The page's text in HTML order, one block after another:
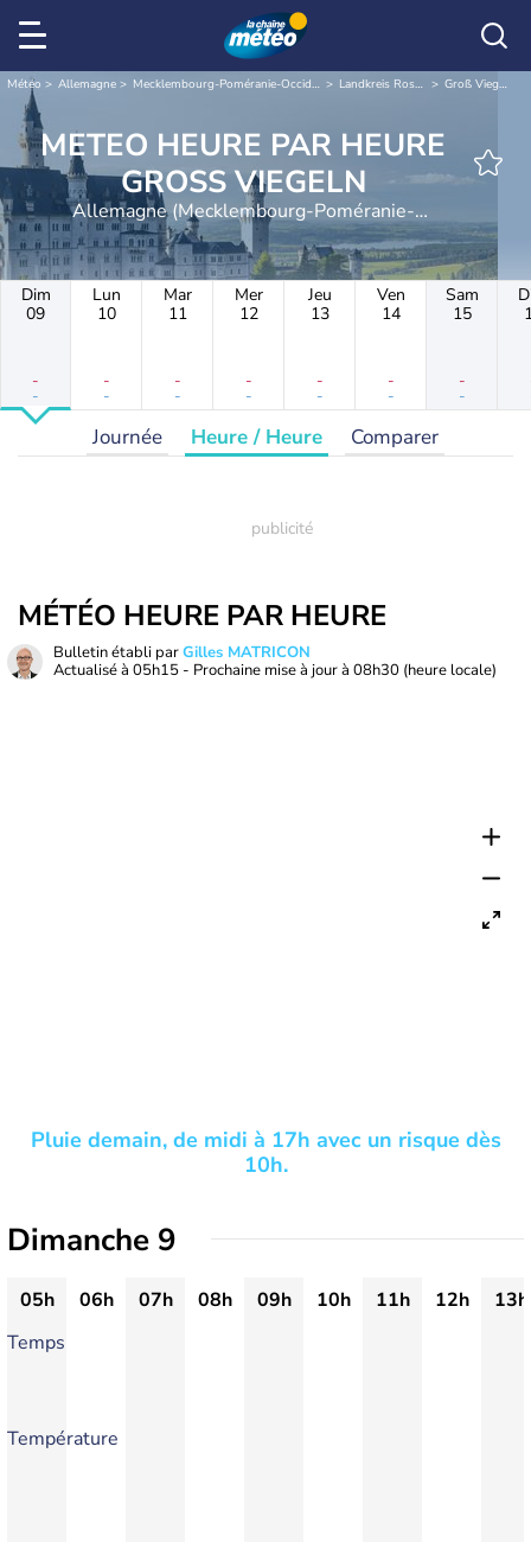
Météo Allemagne Mecklembourg-Poméranie-Occidentale Landkreis Rostock Groß Viegeln
METEO HEURE PAR HEURE
GROSS VIEGELN
Allemagne (Mecklembourg-Poméranie-
Occidentale)
Dim
09
-
-
Lun
10
-
-
Mar
11
-
-
Mer
12
-
-
Jeu
13
-
-
Ven
14
-
-
Sam
15
-
-
Journée Heure / Heure Comparer
MÉTÉO HEURE PAR HEURE
Bulletin établi parGilles MATRICON
Actualisé à 05h15 - Prochaine mise à jour à 08h30 (heure locale)
Pluie demain, de midi à 17h avec un risque dès
10h.
Dimanche 9
05h 06h 07h 08h 09h 10h 11h 12h
13h
Temps
Température